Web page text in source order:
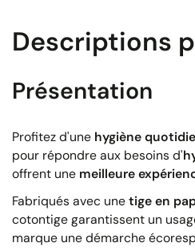
Descriptions
Présentation
Profitez d'une hygiène
pour répondre aux besoins d'
offrent une meilleure
Fabriqués avec unetige en
cotontige garantissent un
marque une démarche